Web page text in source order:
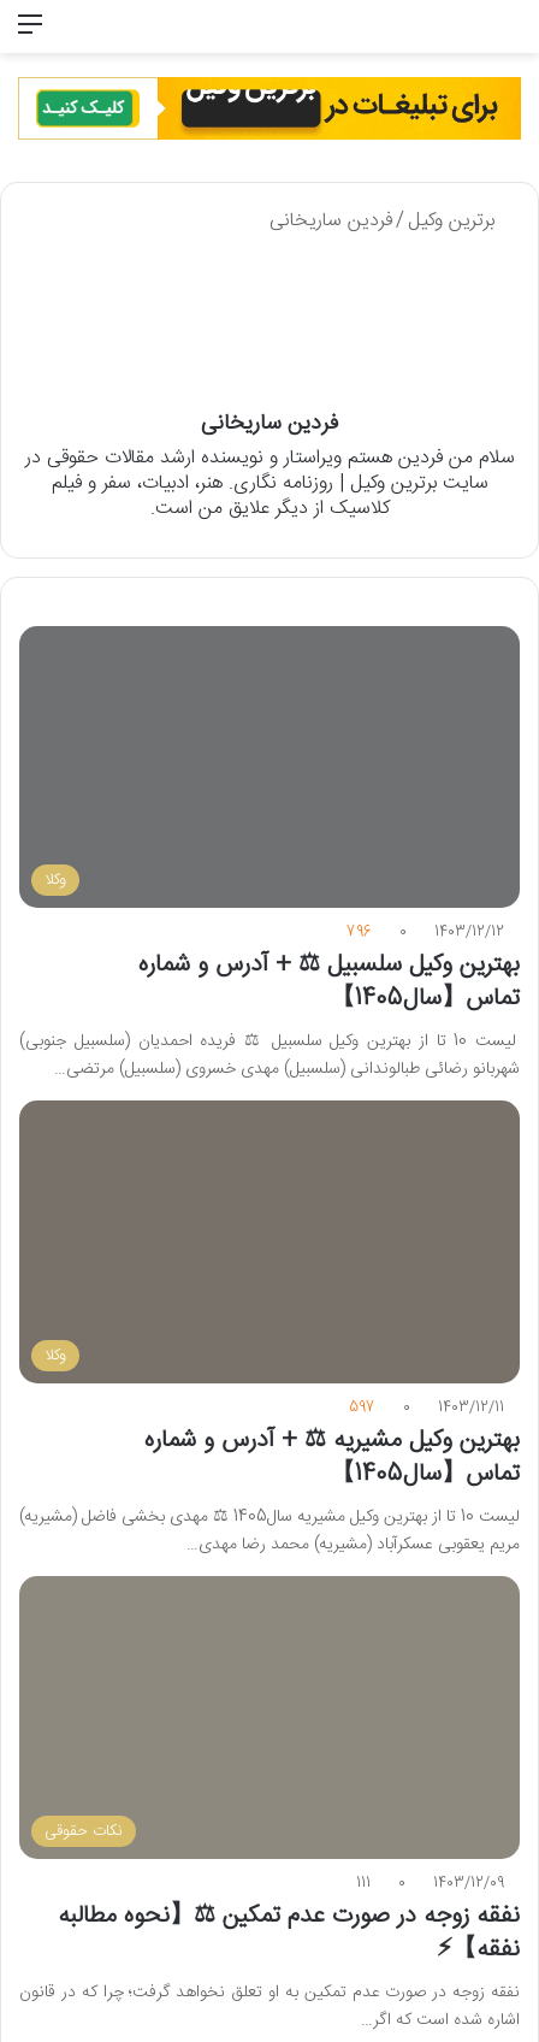
برترین وکیل/فردین ساریخانی
فردین ساریخانی
سلام من فردین هستم ویراستار و نویسنده ارشد مقالات حقوقی در
سایت برترین وکیل | روزنامه نگاری. هنر، ادبیات، سفر و فیلم
کلاسیک از دیگر علایق من است.
وکلا
1403/12/12
0
796
بهترین وکیل سلسبیل ⚖️ + آدرس و شماره
تماس【سال1405】
لیست 10 تا از بهترین وکیل سلسبیل ⚖️ فریده احمدیان (سلسبیل جنوبی)
شهربانو رضائی طبالوندانی (سلسبیل) مهدی خسروی (سلسبیل) مرتضی…
وکلا
1403/12/11
0
597
بهترین وکیل مشیریه ⚖️ + آدرس و شماره
تماس【سال1405】
لیست 10 تا از بهترین وکیل مشیریه سال1405 ⚖️ مهدی بخشی فاضل (مشیریه)
مریم یعقوبی عسکرآباد (مشیریه) محمد رضا مهدی…
نکات حقوقی
1403/12/09
0
111
نفقه زوجه در صورت عدم تمکین ⚖️【نحوه مطالبه
نفقه】⚡️
نفقه زوجه در صورت عدم تمکین به او تعلق نخواهد گرفت؛ چرا که در قانون
اشاره شده است که اگر…